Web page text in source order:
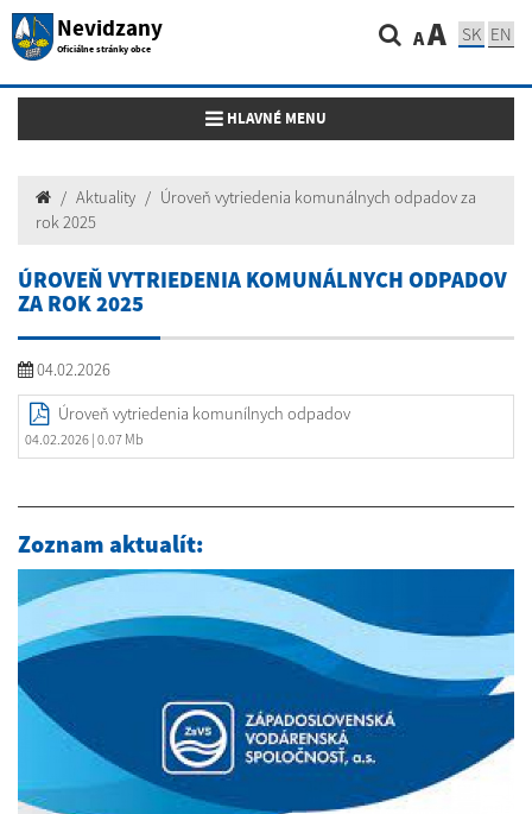
Nevidzany
Oficiálne stránky obce AA SK EN
Toggle navigation
HLAVNÉ MENU
Aktuality
Úroveň vytriedenia komunálnych odpadov za
rok 2025
ÚROVEŇ VYTRIEDENIA KOMUNÁLNYCH ODPADOV
ZA ROK 2025
04.02.2026
Úroveň vytriedenia komunílnych odpadov
04.02.2026 | 0.07 Mb
Zoznam aktualít: